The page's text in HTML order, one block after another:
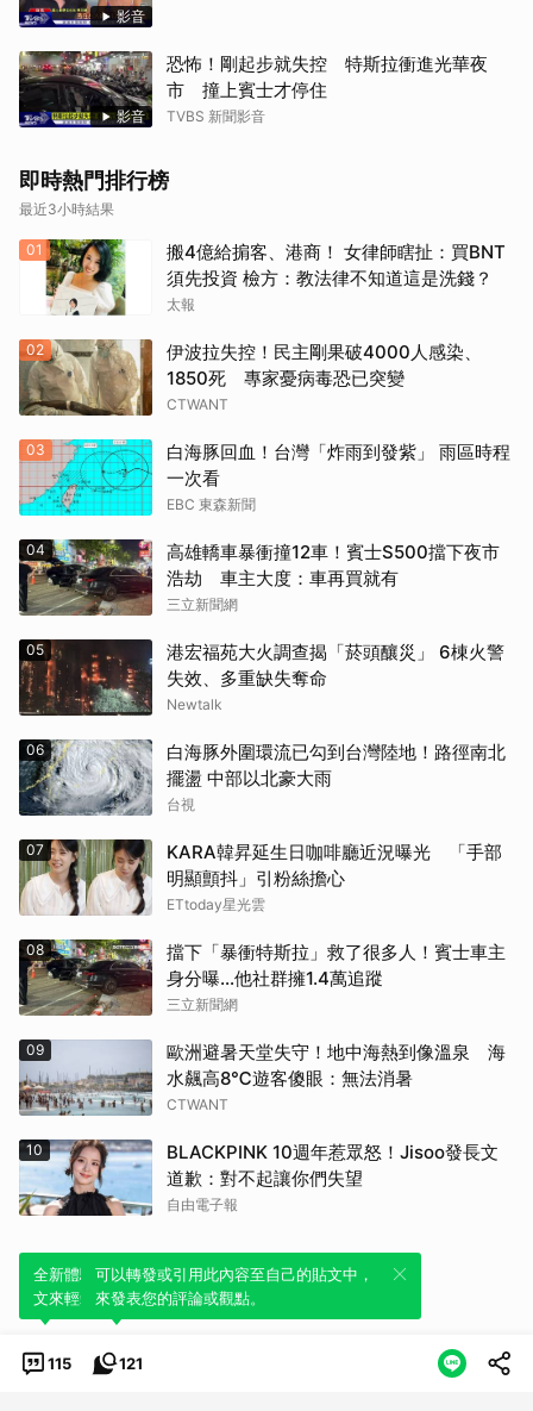
影音
影音
恐怖！剛起步就失控 特斯拉衝進光華夜
市 撞上賓士才停住
TVBS 新聞影音
即時熱門排行榜
最近3小時結果
01
搬4億給掮客、港商！ 女律師瞎扯：買BNT
須先投資 檢方：教法律不知道這是洗錢？
太報
02
伊波拉失控！民主剛果破4000人感染、
1850死 專家憂病毒恐已突變
CTWANT
03
白海豚回血！台灣「炸雨到發紫」 雨區時程
一次看
EBC 東森新聞
04
高雄轎車暴衝撞12車！賓士S500擋下夜市
浩劫 車主大度：車再買就有
三立新聞網
05
港宏福苑大火調查揭「菸頭釀災」 6棟火警
失效、多重缺失奪命
Newtalk
06
白海豚外圍環流已勾到台灣陸地！路徑南北
擺盪 中部以北豪大雨
台視
07
KARA韓昇延生日咖啡廳近況曝光 「手部
明顯顫抖」引粉絲擔心
ETtoday星光雲
08
擋下「暴衝特斯拉」救了很多人！賓士車主
身分曝…他社群擁1.4萬追蹤
三立新聞網
09
歐洲避暑天堂失守！地中海熱到像溫泉 海
水飆高8℃遊客傻眼：無法消暑
CTWANT
10
BLACKPINK 10週年惹眾怒！Jisoo發長文
道歉：對不起讓你們失望
自由電子報
115
全新體驗！一鍵引用此內容，透過發布貼
文來輕鬆表達個人立場。
121
可以轉發或引用此內容至自己的貼文中，
來發表您的評論或觀點。